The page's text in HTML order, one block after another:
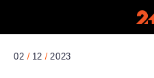
02 12 2023